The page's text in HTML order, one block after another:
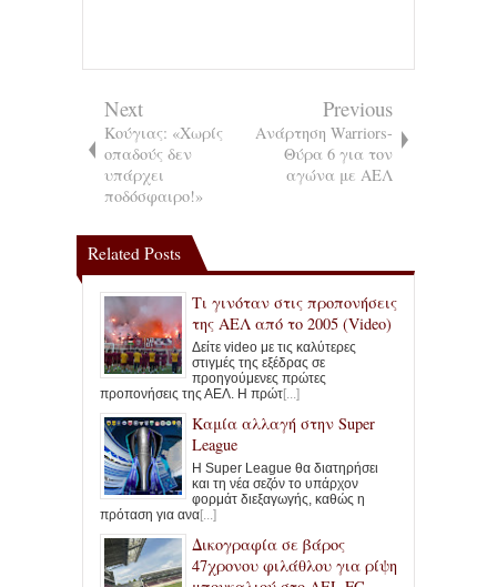
Next
Κούγιας: «Χωρίς
οπαδούς δεν
υπάρχει
ποδόσφαιρο!»
Previous
Ανάρτηση Warriors-
Θύρα 6 για τον
αγώνα με ΑΕΛ
Related Posts
Τι γινόταν στις προπονήσεις
της ΑΕΛ από το 2005 (Video)
Δείτε video με τις καλύτερες
στιγμές της εξέδρας σε
προηγούμενες πρώτες
προπονήσεις της ΑΕΛ. Η πρώτ[...]
Καμία αλλαγή στην Super
League
Η Super League θα διατηρήσει
και τη νέα σεζόν το υπάρχον
φορμάτ διεξαγωγής, καθώς η
πρόταση για ανα[...]
Δικογραφία σε βάρος
47χρονου φιλάθλου για ρίψη